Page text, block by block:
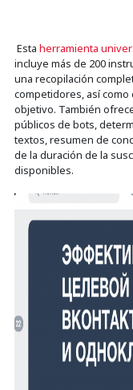
Esta herramienta
incluye más de 200
una recopilación
competidores, así
objetivo. También
públicos de bots,
textos, resumen de
de la duración de la
disponibles.